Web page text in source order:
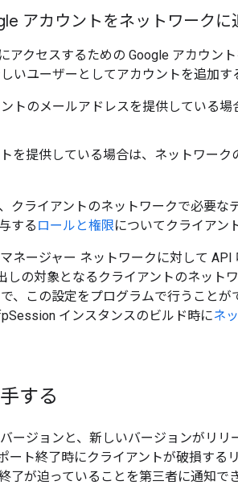
アカウントをネットワークに
アクセスするための Google アカウン
いユーザーとしてアカウントを追加す
トのメールアドレスを提供している場
を提供している場合は、ネットワーク
クライアントのネットワークで必要な
する ロールと権限についてクライアン
ネージャー ネットワークに対して API
しの対象となるクライアントのネット
、この設定をプログラムで行うことが
インスタンスのビルド時にネ
する
ージョンと、新しいバージョンがリリ
ート終了時にクライアントが破損する
了が迫っていることを第三者に通知で